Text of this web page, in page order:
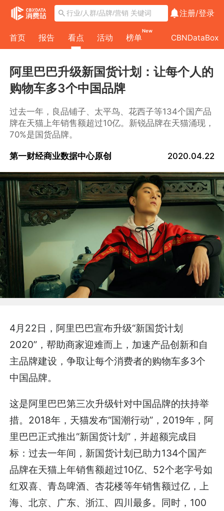
注册/登录
首页 报告 看点 活动 榜单
New
CBNDataBox
阿里巴巴升级新国货计划：让每个人的
购物车多3个中国品牌
过去一年，良品铺子、太平鸟、花西子等134个国产品
牌在天猫上年销售额超过10亿。新锐品牌在天猫涌现，
70%是国货品牌。
第一财经商业数据中心原创 2020.04.22
4月22日，阿里巴巴宣布升级“新国货计划
2020”，帮助商家迎难而上，加速产品创新和自
主品牌建设，争取让每个消费者的购物车多3个
中国品牌。
这是阿里巴巴第三次升级针对中国品牌的扶持举
措。2018年，天猫发布“国潮行动”，2019年，阿
里巴巴正式推出“新国货计划”，并超额完成目
标：过去一年间，新国货计划已助力134个国产
品牌在天猫上年销售额超过10亿、52个老字号如
红双喜、青岛啤酒、杏花楼等年销售额过亿，上
海、北京、广东、浙江、四川最多。同时，100